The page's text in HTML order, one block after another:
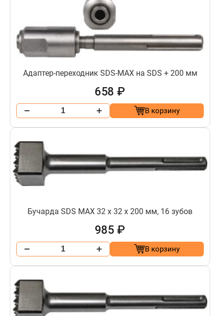
Адаптер-переходник SDS-MAX на SDS + 200 мм
658 ₽
В корзину
Бучарда SDS МАХ 32 х 32 х 200 мм, 16 зубов
985 ₽
В корзину